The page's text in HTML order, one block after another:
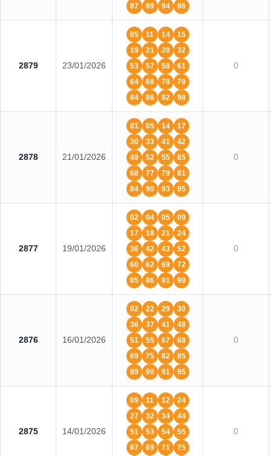
87
89 94 96
2879 23/01/2026
05 11 14
15
19
21 28
32
53
57 58
61
64
68 78
79
84
86 92 98
0
2878 21/01/2026
01 05 14
17
30
33 41
42
49
52 55
65
68
77 79
81
84
90 93 95
0
2877 19/01/2026
02 04 05
09
17
18 21
24
36
42 43
52
60
62 69
72
85
86 91 99
0
2876 16/01/2026
02 22 29
30
36
37 41
48
51
55 67
68
69
75 82
85
89
90 91 95
0
2875 14/01/2026
09 11 12
24
27
32 34
44
51
53 54
55
67
69 71 75
0